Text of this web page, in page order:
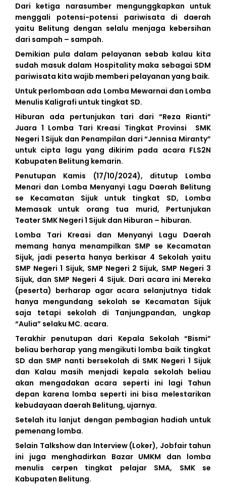
Dari ketiga narasumber mengunggkapkan untuk
menggali potensi-potensi pariwisata di daerah
yaitu Belitung dengan selalu menjaga kebersihan
dari sampah – sampah.
Demikian pula dalam pelayanan sebab kalau kita
sudah masuk dalam Hospitality maka sebagai SDM
pariwisata kita wajib memberi pelayanan yang baik.
Untuk perlombaan ada Lomba Mewarnai dan Lomba
Menulis Kaligrafi untuk tingkat SD.
Hiburan ada pertunjukan tari dari “Reza Rianti”
Juara 1 Lomba Tari Kreasi Tingkat Provinsi SMK
Negeri 1 Sijuk dan Penampilan dari “Jennisa Miranty”
untuk cipta lagu yang dikirim pada acara FLS2N
Kabupaten Belitung kemarin.
Penutupan Kamis (17/10/2024), ditutup Lomba
Menari dan Lomba Menyanyi Lagu Daerah Belitung
se Kecamatan Sijuk untuk tingkat SD, Lomba
Memasak untuk orang tua murid, Pertunjukan
Teater SMK Negeri 1 Sijuk dan Hiburan – hiburan.
Lomba Tari Kreasi dan Menyanyi Lagu Daerah
memang hanya menampilkan SMP se Kecamatan
Sijuk, jadi peserta hanya berkisar 4 Sekolah yaitu
SMP Negeri 1 Sijuk, SMP Negeri 2 Sijuk, SMP Negeri 3
Sijuk, dan SMP Negeri 4 Sijuk. Dari acara ini Mereka
(peserta) berharap agar acara selanjutnya tidak
hanya mengundang sekolah se Kecamatan Sijuk
saja tetapi sekolah di Tanjungpandan, ungkap
“Aulia” selaku MC. acara.
Terakhir penutupan dari Kepala Sekolah “Bismi”
beliau berharap yang mengikuti lomba baik tingkat
SD dan SMP nanti bersekolah di SMK Negeri 1 Sijuk
dan Kalau masih menjadi kepala sekolah beliau
akan mengadakan acara seperti ini lagi Tahun
depan karena lomba seperti ini bisa melestarikan
kebudayaan daerah Belitung, ujarnya.
Setelah itu lanjut dengan pembagian hadiah untuk
pemenang lomba.
Selain Talkshow dan Interview (Loker), Jobfair tahun
ini juga menghadirkan Bazar UMKM dan lomba
menulis cerpen tingkat pelajar SMA, SMK se
Kabupaten Belitung.
BERITA
TERKINI